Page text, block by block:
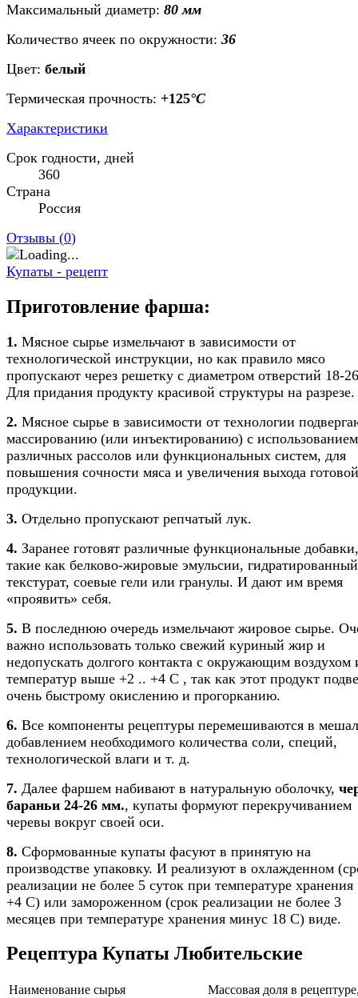
Максимальный диаметр: 80 мм
Количество ячеек по окружности: 36
Цвет: белый
Термическая прочность: +125°С
Характеристики
Срок годности, дней
360
Страна
Россия
Отзывы (0)
Купаты - рецепт
Приготовление фарша:
1. Мясное сырье измельчают в зависимости от
технологической инструкции, но как правило мясо
пропускают через решетку с диаметром отверстий 18-
Для придания продукту красивой структуры на разрезе.
2. Мясное сырье в зависимости от технологии
массированию (или инъектированию) с использованием
различных рассолов или функциональных систем, для
повышения сочности мяса и увеличения выхода готовой
продукции.
3. Отдельно пропускают репчатый лук.
4. Заранее готовят различные функциональные добавки,
такие как белково-жировые эмульсии, гидратированный
текстурат, соевые гели или гранулы. И дают им время
«проявить» себя.
5. В последнюю очередь измельчают жировое сырье.
важно использовать только свежий куриный жир и
недопускать долгого контакта с окружающим воздухом
температур выше +2 .. +4 С , так как этот продукт
очень быстрому окислению и прогорканию.
6. Все компоненты рецептуры перемешиваются в
добавлением необходимого количества соли, специй,
технологической влаги и т. д.
7. Далее фаршем набивают в натуральную оболочку,
бараньи 24-26 мм., купаты формуют перекручиванием
черевы вокруг своей оси.
8. Сформованные купаты фасуют в принятую на
производстве упаковку. И реализуют в охлажденном
реализации не более 5 суток при температуре
+4 С) или замороженном (срок реализации не более 3
месяцев при температуре хранения минус 18 С) виде.
Рецептура Купаты Любительские
Наименование сырья Массовая доля в